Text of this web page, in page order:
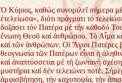
Ὁ Κύριος, καθώς συνομιλεῖ σήμερα
ἐτελείωσα», διότι πράγματι τό
δοξάσει τόν Πατέρα μέ τήν κάθοδό
ἕνωση Θεοῦ καί ἀνθρώπου. Τό Αἷμα
καί τῶν ἀνθρώπων. Οἱ Ἅγιοι
θεογνωσία τῶν Πατέρων εἶναι ἡ
καί ἀναπτύσσεται μέ τή ζωντανή
μυστήρια καί δέν τελειώνει ποτέ.
ἀμφισβήτηση, τήν καχυποψία, τήν